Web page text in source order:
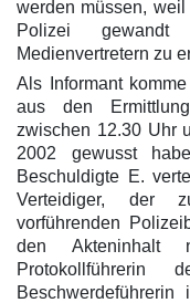
werden müssen,
Polizei
Medienvertretern zu
Als Informant
aus den
zwischen 12.30 Uhr
2002 gewusst
Beschuldigte E.
Verteidiger, der
vorführenden
den Akteninhalt
Protokollführerin